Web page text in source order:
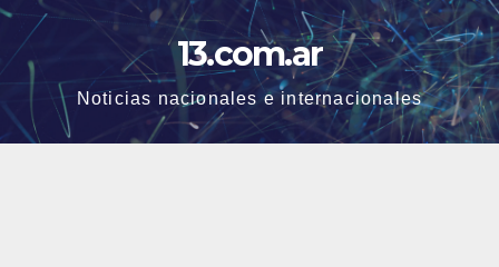
Skip
content
13.com.ar
Noticias nacionales e internacionales